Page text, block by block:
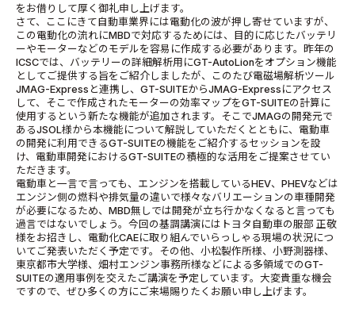
をお借りして厚く御礼申し上げます。
さて、ここにきて自動車業界には電動化の波が押し寄せていますが、
この電動化の流れにMBDで対応するためには、目的に応じたバッテリ
ーやモーターなどのモデルを容易に作成する必要があります。昨年の
ICSCでは、バッテリーの詳細解析用にGT-AutoLionをオプション機能
としてご提供する旨をご紹介しましたが、このたび電磁場解析ツール
JMAG-Expressと連携し、GT-SUITEからJMAG-Expressにアクセス
して、そこで作成されたモーターの効率マップをGT-SUITEの計算に
使用するという新たな機能が追加されます。そこでJMAGの開発元で
あるJSOL様から本機能について解説していただくとともに、電動車
の開発に利用できるGT-SUITEの機能をご紹介するセッションを設
け、電動車開発におけるGT-SUITEの積極的な活用をご提案させてい
ただきます。
電動車と一言で言っても、エンジンを搭載しているHEV、PHEVなどは
エンジン側の燃料や排気量の違いで様々なバリエーションの車種開発
が必要になるため、MBD無しでは開発が立ち行かなくなると言っても
過言ではないでしょう。今回の基調講演にはトヨタ自動車の服部 正敬
様をお招きし、電動化CAEに取り組んでいらっしゃる現場の状況につ
いてご発表いただく予定です。その他、小松製作所様、小野測器様、
東京都市大学様、畑村エンジン事務所様などによる多領域でのGT-
SUITEの適用事例を交えたご講演を予定しています。大変貴重な機会
ですので、ぜひ多くの方にご来場賜りたくお願い申し上げます。